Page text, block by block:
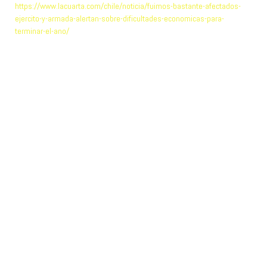
https://www.lacuarta.com/chile/noticia/fuimos-bastante-afectados-
ejercito-y-armada-alertan-sobre-dificultades-economicas-para-
terminar-el-ano/